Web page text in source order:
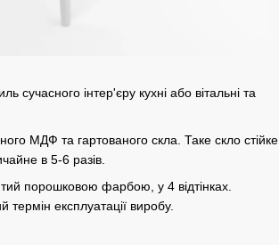
сучасного інтер'єру кухні або вітальні та
МДФ та гартованого скла. Таке скло стійке
в 5-6 разів.
порошковою фарбою, у 4 відтінках.
експлуатації виробу.